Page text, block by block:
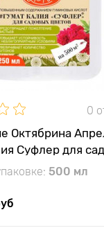
0
Октябрина
Суфлер для
500 мл